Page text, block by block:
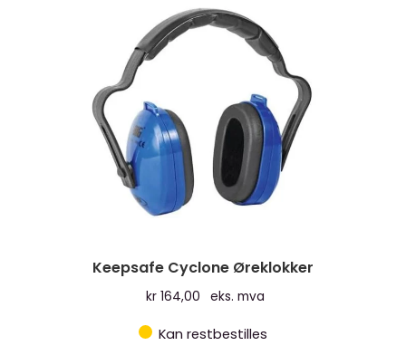
produktsiden
Keepsafe Cyclone Øreklokker
kr164,00 eks. mva
Kan restbestilles